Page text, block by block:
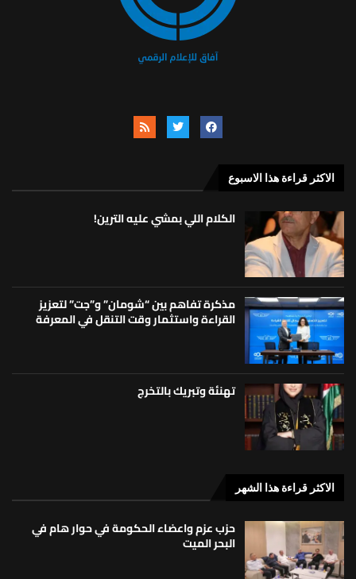
الاكثر قراءة هذا الاسبوع
الكلام اللي بمشي عليه الترين!
مذكرة تفاهم بين “شومان” و”جت” لتعزيز
القراءة واستثمار وقت التنقل في المعرفة
تهنئة وتبريك بالتخرج
الاكثر قراءة هذا الشهر
حزب عزم واعضاء الحكومة في حوار هام في
البحر الميت